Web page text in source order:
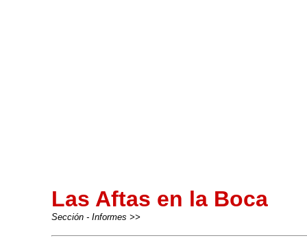
Las Aftas en la Boca
Sección - Informes >>